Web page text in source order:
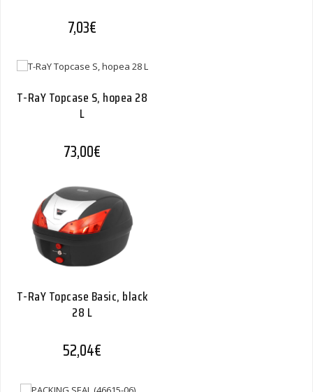
7,03€
T-RaY Topcase S, hopea 28
L
73,00€
T-RaY Topcase Basic, black
28 L
52,04€